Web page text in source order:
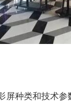
种类和技术